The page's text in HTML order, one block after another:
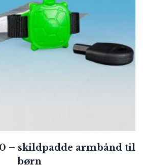
– skildpadde armbånd til
børn